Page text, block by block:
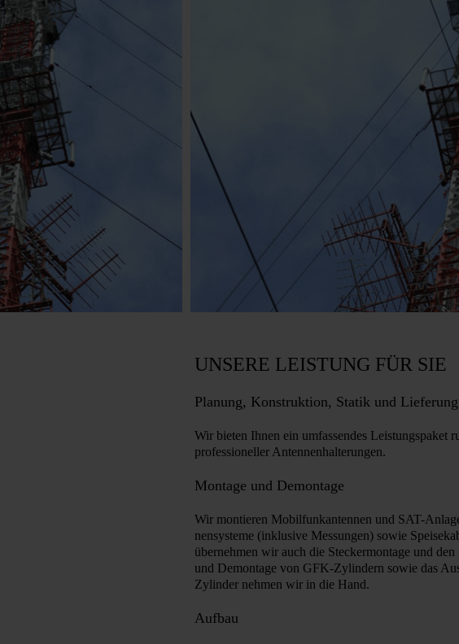
UNSERE LEISTUNG FÜR SIE
Planung, Konstruktion, Statik und Lieferung
Wir bieten Ihnen ein umfassendes Leistungspaket
professioneller Antennenhalterungen.
Montage und Demontage
Wir montieren Mobilfunkantennen und SAT-
nen­sys­teme (inklusive Messungen) sowie
übernehmen wir auch die Steckermontage und
und Demontage von GFK-Zylindern sowie das
Zylinder nehmen wir in die Hand.
Aufbau